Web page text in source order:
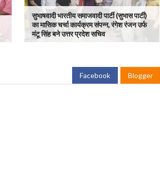
सुभाषवादी भारतीय समाजवादी पार्टी (सुभास पार्टी)
का मासिक चर्चा कार्यक्रम संपन्न, रंगेश रंजन उर्फ
मंटू सिंह बने उत्तर प्रदेश सचिव
Facebook Blogger